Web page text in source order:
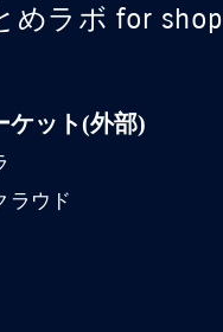
めラボ for shop
ケット(外部)
ラウド